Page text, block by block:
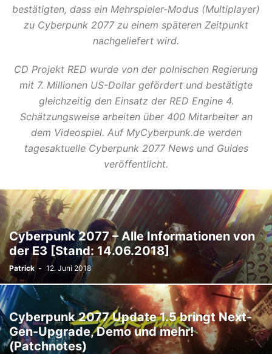
bestätigten, dass ein Mehrspieler-Modus (Multiplayer)
zu Cyberpunk 2077 zu einem späteren Zeitpunkt
nachgeliefert wird.
CD Projekt RED wurde von der polnischen Regierung
mit 7. Millionen US-Dollar gefördert und bestätigte
gleichzeitig den Einsatz der RED Engine 4.
Schätzungsweise arbeiten über 400 Mitarbeiter an
dem Videospiel. Auf MyCyberpunk.de werden
tagesaktuelle Cyberpunk 2077 News und Guides
veröffentlicht.
Cyberpunk 2077 – Alle Informationen von
der E3 [Stand: 14.06.2018]
Patrick - 12. Juni 2018
Cyberpunk 2077 Update 1.5 bringt Next-
Gen-Upgrade, Demo und mehr!
(Patchnotes)